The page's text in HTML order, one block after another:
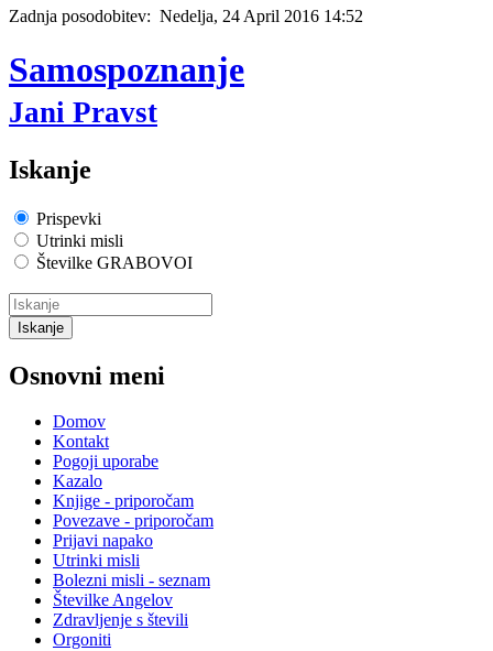
Zadnja posodobitev: Nedelja, 24 April 2016 14:52
Samospoznanje
Jani Pravst
Iskanje
Prispevki
Utrinki misli
Številke GRABOVOI
Osnovni meni
Domov
Kontakt
Pogoji uporabe
Kazalo
Knjige - priporočam
Povezave - priporočam
Prijavi napako
Utrinki misli
Bolezni misli - seznam
Številke Angelov
Zdravljenje s števili
Orgoniti